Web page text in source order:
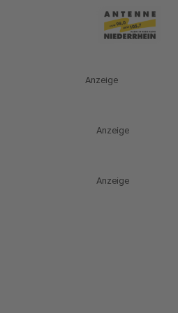
Anzeige
Anzeige
Anzeige